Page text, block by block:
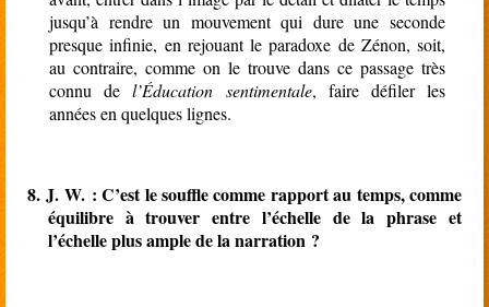
jusqu’à rendre un mouvement qui dure une seconde
presque infinie, en rejouant le paradoxe de Zénon, soit,
au contraire, comme on le trouve dans ce passage très
connu del’Éducation sentimentale, faire défiler les
années en quelques lignes.
8. J. W. : C’est le souffle comme rapport au temps, comme
équilibre à trouver entre l’échelle de la phrase et
l’échelle plus ample de la narration ?